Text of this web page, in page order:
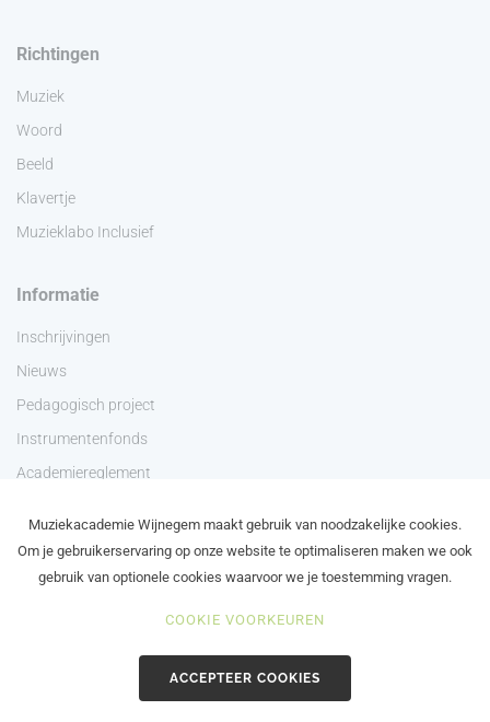
Richtingen
Muziek
Woord
Beeld
Klavertje
Muzieklabo Inclusief
Informatie
Inschrijvingen
Nieuws
Pedagogisch project
Instrumentenfonds
Academiereglement
Muziekacademie Wijnegem maakt gebruik van noodzakelijke cookies.
Om je gebruikerservaring op onze website te optimaliseren maken we ook
gebruik van optionele cookies waarvoor we je toestemming vragen.
COOKIE VOORKEUREN
ACCEPTEER COOKIES
©2024 Academie Wijnegem - Schilde - Zoersel